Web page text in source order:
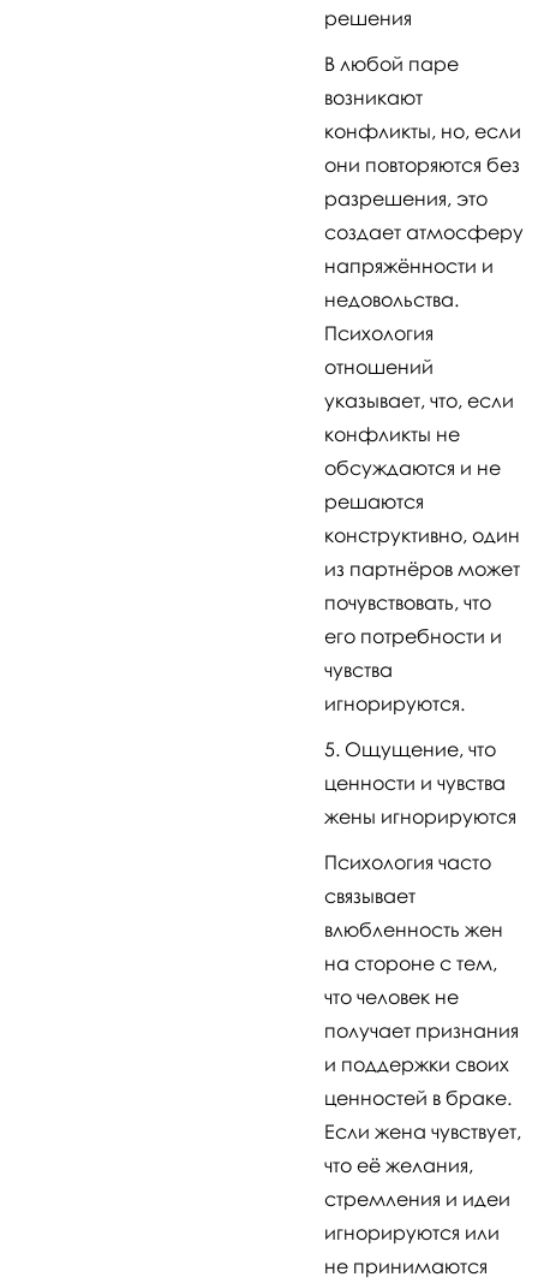
решения
В любой паре
возникают
конфликты, но, если
они повторяются без
разрешения, это
создает атмосферу
напряжённости и
недовольства.
Психология
отношений
указывает, что, если
конфликты не
обсуждаются и не
решаются
конструктивно, один
из партнёров может
почувствовать, что
его потребности и
чувства
игнорируются.
Ощущение, что
ценности и чувства
жены игнорируются
Психология часто
связывает
влюбленность жен
на стороне с тем,
что человек не
получает признания
и поддержки своих
ценностей в браке.
Если жена чувствует,
что её желания,
стремления и идеи
игнорируются или
не принимаются